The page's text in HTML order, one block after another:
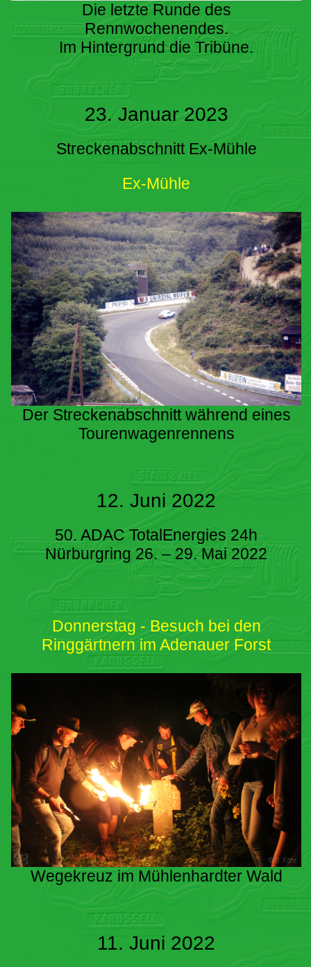
Die letzte Runde des
Rennwochenendes.
Im Hintergrund die Tribüne.
23. Januar 2023
Streckenabschnitt Ex-Mühle
Ex-Mühle
Der Streckenabschnitt während eines
Tourenwagenrennens
12. Juni 2022
50. ADAC TotalEnergies 24h
Nürburgring 26. – 29. Mai 2022
Donnerstag - Besuch bei den
Ringgärtnern im Adenauer Forst
Wegekreuz im Mühlenhardter Wald
11. Juni 2022